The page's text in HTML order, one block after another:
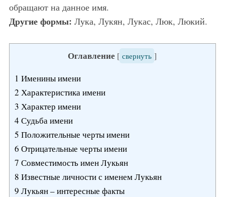
обращают на данное имя.
Другие формы: Лука, Лукян, Лукас, Люк, Люкий.
Оглавление [ свернуть ]
1 Именины имени
2 Характеристика имени
3 Характер имени
4 Судьба имени
5 Положительные черты имени
6 Отрицательные черты имени
7 Совместимость имен Лукьян
8 Известные личности с именем Лукьян
9 Лукьян – интересные факты